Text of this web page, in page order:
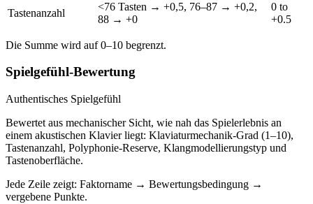
Tastenanzahl
<76 Tasten → +0,5, 76–87 → +0,2,
88 → +0
0 to
+0.5
Die Summe wird auf 0–10 begrenzt.
Spielgefühl-Bewertung
Authentisches Spielgefühl
Bewertet aus mechanischer Sicht, wie nah das Spielerlebnis an
einem akustischen Klavier liegt: Klaviaturmechanik-Grad (1–10),
Tastenanzahl, Polyphonie-Reserve, Klangmodellierungstyp und
Tastenoberfläche.
Jede Zeile zeigt: Faktorname → Bewertungsbedingung →
vergebene Punkte.